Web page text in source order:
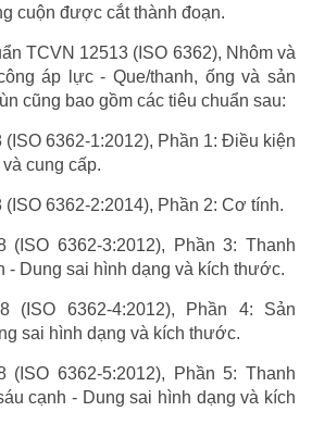
cuộn được cắt thành đoạn.
TCVN 12513 (ISO 6362), Nhôm và
áp lực - Que/thanh, ống và sản
cũng bao gồm các tiêu chuẩn sau:
6362-1:2012), Phần 1: Điều kiện
cung cấp.
6362-2:2014), Phần 2: Cơ tính.
(ISO 6362-3:2012), Phần 3: Thanh
- Dung sai hình dạng và kích thước.
(ISO 6362-4:2012), Phần 4: Sản
sai hình dạng và kích thước.
(ISO 6362-5:2012), Phần 5: Thanh
cạnh - Dung sai hình dạng và kích